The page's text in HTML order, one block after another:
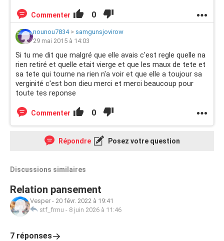
Commenter 0
nounou7834> samgunsjovirow
29 mai 2015 à 14:03
Si tu me dit que malgré que elle avais c'est regle quelle na
rien retiré et quelle etait vierge et que les maux de tete et
sa tete qui tourne na rien n'a voir et que elle a toujour sa
verginité c'est bon dieu merci et merci beaucoup pour
toute tes reponse
Commenter 0
Répondre Posez votre question
Discussions similaires
Relation pansement
Vesper - 20 févr. 2022 à 19:41
stf_frmu - 8 juin 2026 à 11:46
7 réponses